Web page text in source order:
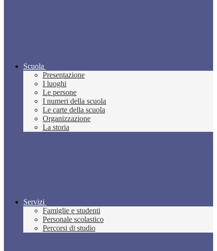
Scuola
Presentazione
I luoghi
Le persone
I numeri della scuola
Le carte della scuola
Organizzazione
La storia
Servizi
Famiglie e studenti
Personale scolastico
Percorsi di studio